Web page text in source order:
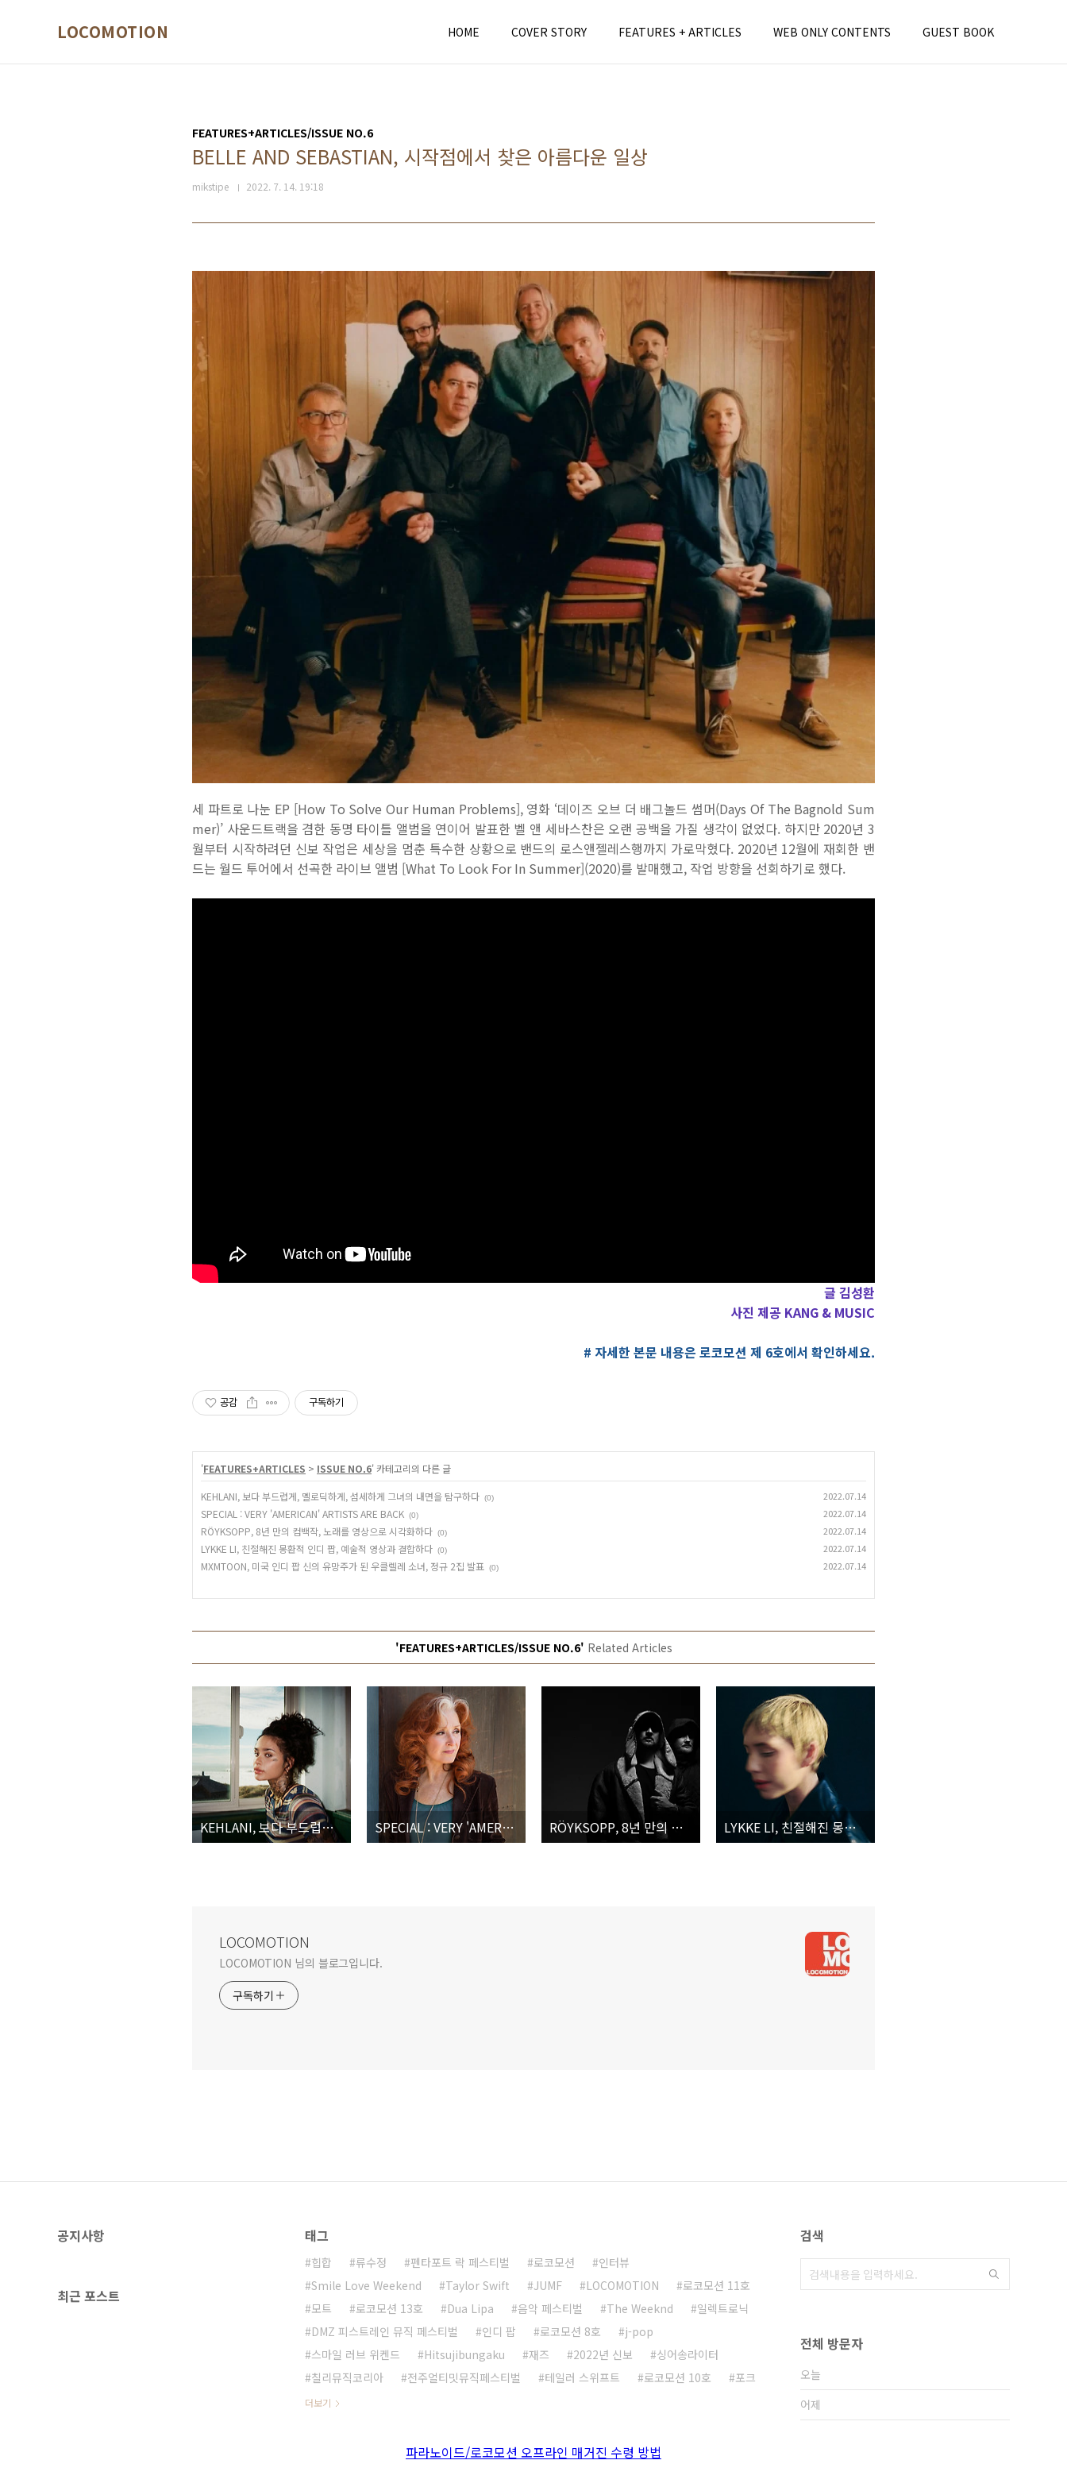
LOCOMOTION HOME COVER STORY FEATURES + ARTICLES WEB ONLY CONTENTS GUEST BOOK
FEATURES+ARTICLES/ISSUE NO.6
BELLE AND SEBASTIAN, 시작점에서 찾은 아름다운 일상
mikstipe 2022. 7. 14. 19:18
세 파트로 나눈 EP [How To Solve Our Human Problems], 영화 ‘데이즈 오브 더 배그놀드 썸머(Days Of The Bagnold Sum
mer)’ 사운드트랙을 겸한 동명 타이틀 앨범을 연이어 발표한 벨 앤 세바스찬은 오랜 공백을 가질 생각이 없었다. 하지만 2020년 3
월부터 시작하려던 신보 작업은 세상을 멈춘 특수한 상황으로 밴드의 로스앤젤레스행까지 가로막혔다. 2020년 12월에 재회한 밴
드는 월드 투어에서 선곡한 라이브 앨범 [What To Look For In Summer](2020)를 발매했고, 작업 방향을 선회하기로 했다.
글 김성환
사진 제공 KANG & MUSIC
# 자세한 본문 내용은 로코모션 제 6호에서 확인하세요.
공감 구독하기
'FEATURES+ARTICLES > ISSUE NO.6' 카테고리의 다른 글
KEHLANI, 보다 부드럽게, 멜로딕하게, 섬세하게 그녀의 내면을 탐구하다 (0) 2022.07.14
SPECIAL : VERY 'AMERICAN' ARTISTS ARE BACK (0) 2022.07.14
RÖYKSOPP, 8년 만의 컴백작, 노래를 영상으로 시각화하다 (0) 2022.07.14
LYKKE LI, 친절해진 몽환적 인디 팝, 예술적 영상과 결합하다 (0) 2022.07.14
MXMTOON, 미국 인디 팝 신의 유망주가 된 우클렐레 소녀, 정규 2집 발표 (0) 2022.07.14
'FEATURES+ARTICLES/ISSUE NO.6' Related Articles
KEHLANI, 보다 부드럽게, 멜로딕하게, 섬세하게 그녀의 내면을 탐구하다 SPECIAL : VERY 'AMERICAN' ARTISTS ARE BACK RÖYKSOPP, 8년 만의 컴백작, 노래를 영상으로 시각화하다 LYKKE LI, 친절해진 몽환적 인디 팝, 예술적 영상과 결합하다
LOCOMOTION
LOCOMOTION 님의 블로그입니다.
구독하기
공지사항
최근 포스트
태그
힙합 류수정 펜타포트 락 페스티벌 로코모션
인터뷰
Smile Love Weekend
Taylor Swift JUMF LOCOMOTION
로코모션 11호
모트
로코모션 13호 Dua Lipa 음악 페스티벌 The Weeknd
일렉트로닉
DMZ 피스트레인 뮤직 페스티벌
인디 팝 로코모션 8호
j-pop
스마일 러브 위켄드
Hitsujibungaku 재즈 2022년 신보
싱어송라이터
칠리뮤직코리아
전주얼티밋뮤직페스티벌 테일러 스위프트 로코모션 10호 포크
더보기
파라노이드/로코모션 오프라인 매거진 수령 방법
검색
전체 방문자
오늘
어제